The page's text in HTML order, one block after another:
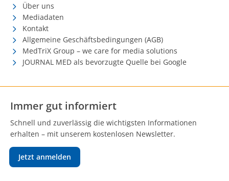
Über uns
Mediadaten
Kontakt
Allgemeine Geschäftsbedingungen (AGB)
MedTriX Group – we care for media solutions
JOURNAL MED als bevorzugte Quelle bei Google
Immer gut informiert
Schnell und zuverlässig die wichtigsten Informationen
erhalten – mit unserem kostenlosen Newsletter.
Jetzt anmelden